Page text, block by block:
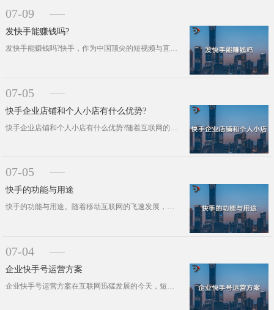
07-09
发快手能赚钱吗?
发快手能赚钱吗?快手，作为中国顶尖的短视频与直播平台，近年来迅速崛起，其用户基数和影响力持续扩大。随着平台的蓬勃发展，越来越多···
07-05
快手企业店铺和个人小店有什么优势?
07-05
快手的功能与用途
快手的功能与用途。随着移动互联网的飞速发展，短视频应用在我国迅速普及，其中快手作为极具人气的平台，凭借其独特功能与广泛用途，吸···
07-04
企业快手号运营方案
企业快手号运营方案在互联网迅猛发展的今天，短视频平台已然成为人们日常生活中不可或缺的组成部分。作为国内领先的短视频平台，快手凭···